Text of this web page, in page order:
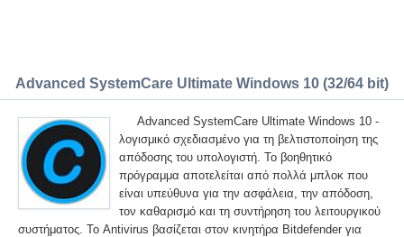
Advanced SystemCare Ultimate Windows 10 (32/64 bit)
Advanced SystemCare Ultimate Windows 10 -
λογισμικό σχεδιασμένο για τη βελτιστοποίηση της
απόδοσης του υπολογιστή. Το βοηθητικό
πρόγραμμα αποτελείται από πολλά μπλοκ που
είναι υπεύθυνα για την ασφάλεια, την απόδοση,
τον καθαρισμό και τη συντήρηση του λειτουργικού
συστήματος. Το Antivirus βασίζεται στον κινητήρα Bitdefender για